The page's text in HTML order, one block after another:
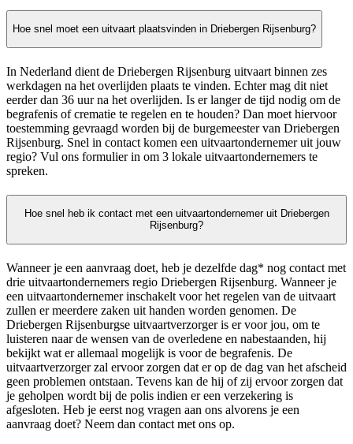
Hoe snel moet een uitvaart plaatsvinden in Driebergen Rijsenburg?
In Nederland dient de Driebergen Rijsenburg uitvaart binnen zes
werkdagen na het overlijden plaats te vinden. Echter mag dit niet
eerder dan 36 uur na het overlijden. Is er langer de tijd nodig om de
begrafenis of crematie te regelen en te houden? Dan moet hiervoor
toestemming gevraagd worden bij de burgemeester van Driebergen
Rijsenburg. Snel in contact komen een uitvaartondernemer uit jouw
regio? Vul ons formulier in om 3 lokale uitvaartondernemers te
spreken.
Hoe snel heb ik contact met een uitvaartondernemer uit Driebergen
Rijsenburg?
Wanneer je een aanvraag doet, heb je dezelfde dag* nog contact met
drie uitvaartondernemers regio Driebergen Rijsenburg. Wanneer je
een uitvaartondernemer inschakelt voor het regelen van de uitvaart
zullen er meerdere zaken uit handen worden genomen. De
Driebergen Rijsenburgse uitvaartverzorger is er voor jou, om te
luisteren naar de wensen van de overledene en nabestaanden, hij
bekijkt wat er allemaal mogelijk is voor de begrafenis. De
uitvaartverzorger zal ervoor zorgen dat er op de dag van het afscheid
geen problemen ontstaan. Tevens kan de hij of zij ervoor zorgen dat
je geholpen wordt bij de polis indien er een verzekering is
afgesloten. Heb je eerst nog vragen aan ons alvorens je een
aanvraag doet? Neem dan contact met ons op.